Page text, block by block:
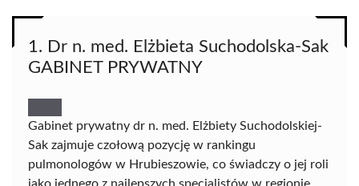
1. Dr n. med. Elżbieta Suchodolska-Sak
GABINET PRYWATNY
Gabinet prywatny dr n. med. Elżbiety Suchodolskiej-
Sak zajmuje czołową pozycję w rankingu
pulmonologów w Hrubieszowie, co świadczy o jej roli